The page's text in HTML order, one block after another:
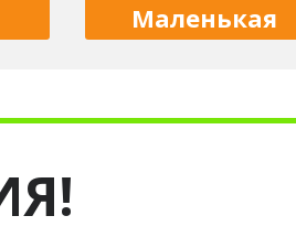
Маленькая